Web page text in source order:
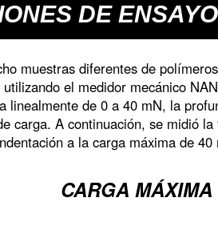
DE ENSAYO
muestras diferentes de
el medidor mecánico
linealmente de 0 a 40 mN, la
carga. A continuación, se midió
a la carga máxima de
CARGA MÁXIMA